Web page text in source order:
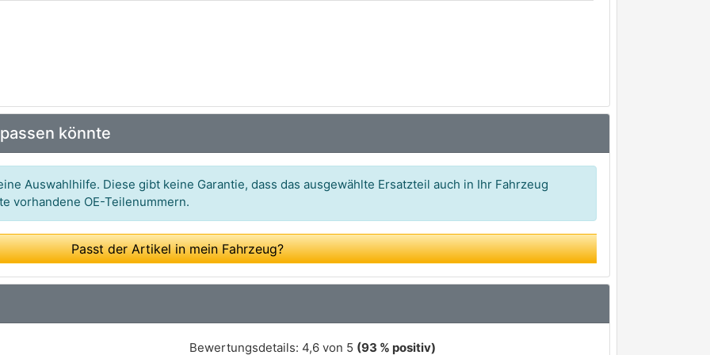
könnte
Auswahlhilfe. Diese gibt keine Garantie, dass das ausgewählte Ersatzteil auch in Ihr Fahrzeug
vorhandene OE-Teilenummern.
Passt der Artikel in mein Fahrzeug?
Bewertungsdetails: 4,6 von 5 (93 % positiv)